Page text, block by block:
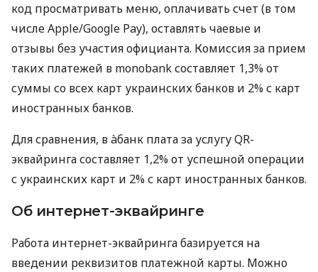
код просматривать меню, оплачивать счет (в том
числе Apple/Google Pay), оставлять чаевые и
отзывы без участия официанта. Комиссия за прием
таких платежей в monobank составляет 1,3% от
суммы со всех карт украинских банков и 2% с карт
иностранных банков.
Для сравнения, в àбанк плата за услугу QR-
эквайринга составляет 1,2% от успешной операции
с украинских карт и 2% с карт иностранных банков.
Об интернет-эквайринге
Работа интернет-эквайринга базируется на
введении реквизитов платежной карты. Можно